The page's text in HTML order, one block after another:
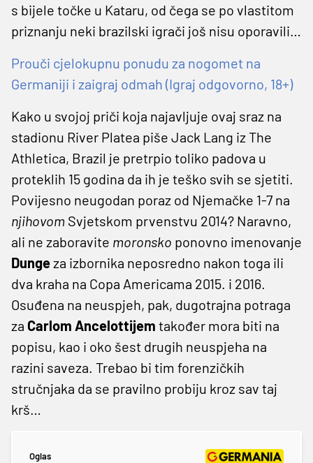
s bijele točke u Kataru, od čega se po vlastitom
priznanju neki brazilski igrači još nisu oporavili…
Prouči cjelokupnu ponudu za nogomet na
Germaniji i zaigraj odmah (Igraj odgovorno, 18+)
Kako u svojoj priči koja najavljuje ovaj sraz na
stadionu River Platea piše Jack Lang iz The
Athletica, Brazil je pretrpio toliko padova u
proteklih 15 godina da ih je teško svih se sjetiti.
Povijesno neugodan poraz od Njemačke 1-7 na
njihovom Svjetskom prvenstvu 2014? Naravno,
ali ne zaboravite moronsko ponovno imenovanje
Dungeza izbornika neposredno nakon toga ili
dva kraha na Copa Americama 2015. i 2016.
Osuđena na neuspjeh, pak, dugotrajna potraga
za Carlom Ancelottijem također mora biti na
popisu, kao i oko šest drugih neuspjeha na
razini saveza. Trebao bi tim forenzičkih
stručnjaka da se pravilno probiju kroz sav taj
krš…
Oglas